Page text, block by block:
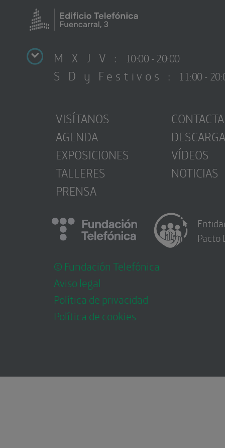
M X J V : 10:00 - 20:00
S D y Festivos : 11:00 -
VISÍTANOS
AGENDA
EXPOSICIONES
TALLERES
PRENSA
CONTACTA
VÍDEOS
NOTICIAS
© Fundación Telefónica
Aviso legal
Política de privacidad
Política de cookies
Pacto